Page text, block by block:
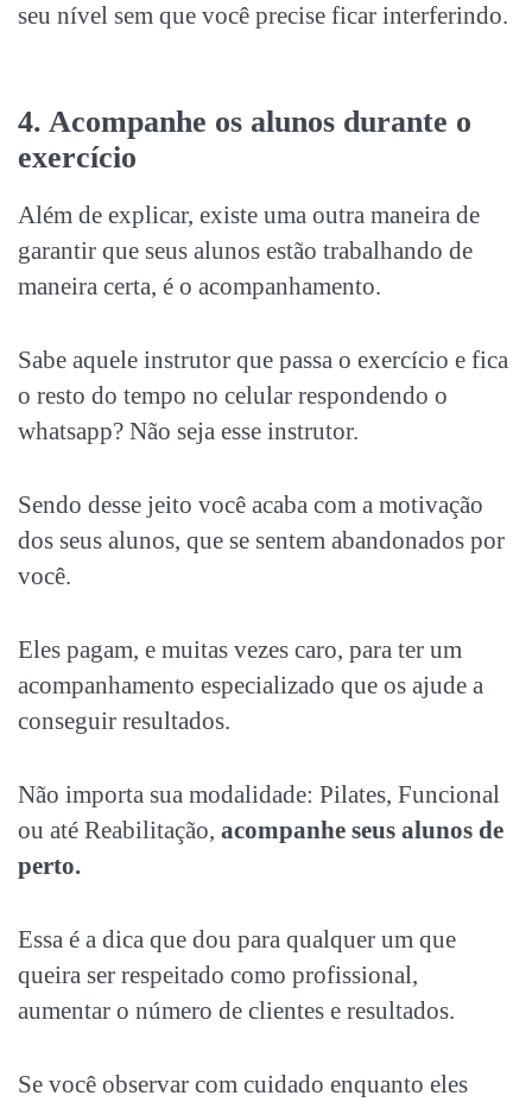
seu nível sem que você precise ficar interferindo.
4. Acompanhe os alunos durante o
exercício
Além de explicar, existe uma outra maneira de
garantir que seus alunos estão trabalhando de
maneira certa, é o acompanhamento.
Sabe aquele instrutor que passa o exercício e fica
o resto do tempo no celular respondendo o
whatsapp? Não seja esse instrutor.
Sendo desse jeito você acaba com a motivação
dos seus alunos, que se sentem abandonados por
você.
Eles pagam, e muitas vezes caro, para ter um
acompanhamento especializado que os ajude a
conseguir resultados.
Não importa sua modalidade: Pilates, Funcional
ou até Reabilitação, acompanhe seus alunos de
perto.
Essa é a dica que dou para qualquer um que
queira ser respeitado como profissional,
aumentar o número de clientes e resultados.
Se você observar com cuidado enquanto eles